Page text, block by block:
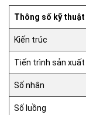
Thông số kỹ thuật
Kiến trúc
Tiến trình sản xuất
Số nhân
Số luồng